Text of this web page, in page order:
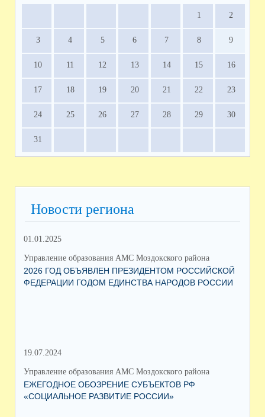
1 2
3 4 5 6 7 8 9
10 11 12 13 14 15 16
17 18 19 20 21 22 23
24 25 26 27 28 29 30
31
Новости региона
01.01.2025
Управление образования АМС Моздокского района
2026 ГОД ОБЪЯВЛЕН ПРЕЗИДЕНТОМ РОССИЙСКОЙ
ФЕДЕРАЦИИ ГОДОМ ЕДИНСТВА НАРОДОВ РОССИИ
19.07.2024
Управление образования АМС Моздокского района
ЕЖЕГОДНОЕ ОБОЗРЕНИЕ СУБЪЕКТОВ РФ
«СОЦИАЛЬНОЕ РАЗВИТИЕ РОССИИ»